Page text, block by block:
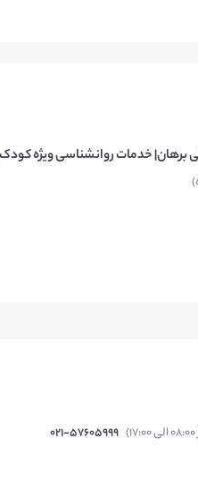
برهان| خدمات روانشناسی ویژه
021-57605999